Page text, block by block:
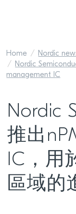
Home Nordic
Nordic
management IC
Nordic
推出
IC，用
區域的